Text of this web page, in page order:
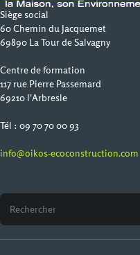
Siège social
60 Chemin du Jacquemet
69890 La Tour de Salvagny
Centre de formation
117 rue Pierre Passemard
69210 l'Arbresle
Tél : 09 70 70 00 93
info@oikos-ecoconstruction.com